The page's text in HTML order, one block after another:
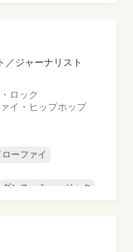
／ジャーナリスト
ロック
イ・ヒップホップ
ーファイ
ダンス・ミュージック